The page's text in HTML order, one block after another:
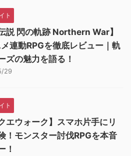
ト
説 閃の軌跡 Northern War】
連動RPGを徹底レビュー｜軌
ズの魅力を語る！
29
ト
エウォーク】スマホ片手にリ
！モンスター討伐RPGを本音
！